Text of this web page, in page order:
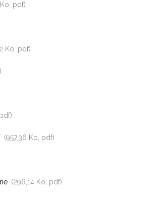
pdf
Ko, pdf
957,36 Ko, pdf
296,14 Ko, pdf